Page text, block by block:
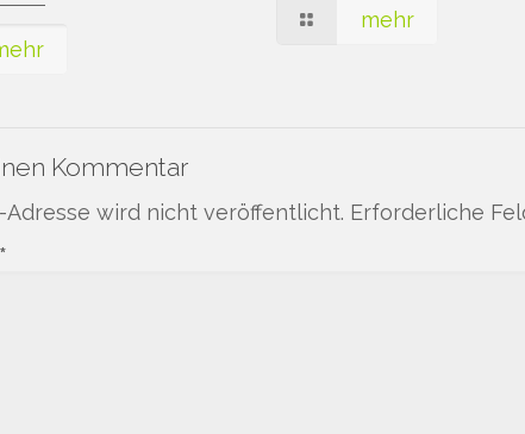
mehr
Kommentar
Adresse wird nicht veröffentlicht. Erforderliche
*